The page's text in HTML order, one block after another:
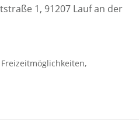
1, 91207 Lauf an der
Freizeitmöglichkeiten,